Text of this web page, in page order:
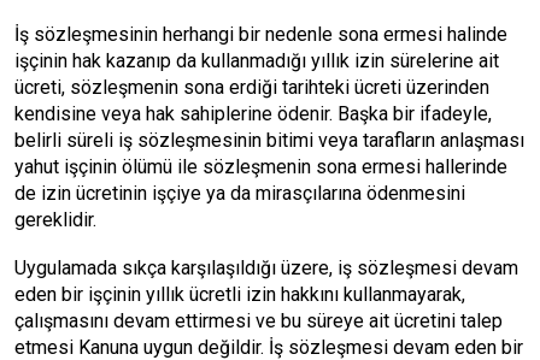
İş sözleşmesinin herhangi bir nedenle sona ermesi halinde
işçinin hak kazanıp da kullanmadığı yıllık izin sürelerine ait
ücreti, sözleşmenin sona erdiği tarihteki ücreti üzerinden
kendisine veya hak sahiplerine ödenir. Başka bir ifadeyle,
belirli süreli iş sözleşmesinin bitimi veya tarafların anlaşması
yahut işçinin ölümü ile sözleşmenin sona ermesi hallerinde
de izin ücretinin işçiye ya da mirasçılarına ödenmesini
gereklidir.
Uygulamada sıkça karşılaşıldığı üzere, iş sözleşmesi devam
eden bir işçinin yıllık ücretli izin hakkını kullanmayarak,
çalışmasını devam ettirmesi ve bu süreye ait ücretini talep
etmesi Kanuna uygun değildir. İş sözleşmesi devam eden bir